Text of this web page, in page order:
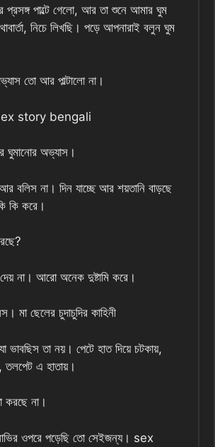
প্রসঙ্গ পাল্টে গেলো, আর তা শুনে আমার ঘুম
নিচে লিখছি। পড়ে আপনারাই বলুন ঘুম
তো আর পাল্টালো না।
sex story bengali
ঘুমানোর অভ্যাস।
বলিস না। দিন যাচ্ছে আর শয়তানি বাড়ছে
কি করে।
না। আরো অনেক দুষ্টামি করে।
মা ছেলের চুদাচুদির কাহিনী
ভাবছিস তা নয়। পেটে হাত দিয়ে চটকায়,
তলপেট এ হাতায়।
না।
ওপরে পড়েছি তো সেইজন্য। sex